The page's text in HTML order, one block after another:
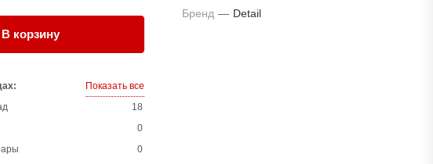
В корзину
Показать все
18
0
0
Бренд — Detail